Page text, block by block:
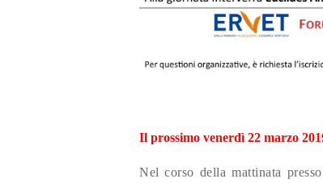
Il prossimo venerdì 22 marzo
Nel corso della mattinata